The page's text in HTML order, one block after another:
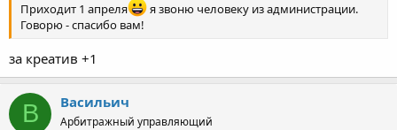
Приходит 1 апреля
я звоню человеку из администрации.
Говорю - спасибо вам!
за креатив +1
В Васильич
Арбитражный управляющий